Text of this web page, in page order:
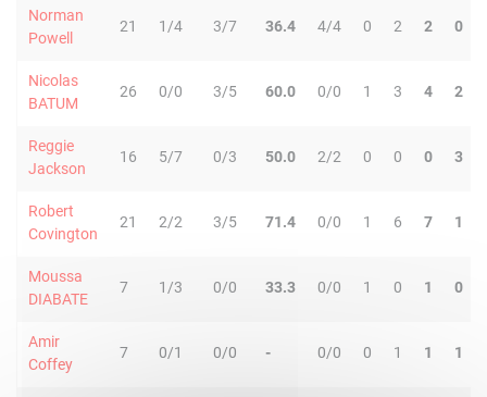
Norman
Powell
21 1/4 3/7 36.4 4/4 0 2 2 0
Nicolas
BATUM
26 0/0 3/5 60.0 0/0 1 3 4 2
Reggie
Jackson
16 5/7 0/3 50.0 2/2 0 0 0 3
Robert
Covington
21 2/2 3/5 71.4 0/0 1 6 7 1
Moussa
DIABATE
7 1/3 0/0 33.3 0/0 1 0 1 0
Amir
Coffey
7 0/1 0/0 - 0/0 0 1 1 1